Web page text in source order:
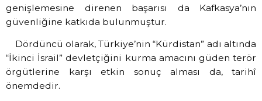
genişlemesine direnen başarısı da Kafkasya’nın
güvenliğine katkıda bulunmuştur.
Dördüncü olarak, Türkiye’nin “Kürdistan” adı altında
“İkinci İsrail” devletçiğini kurma amacını güden terör
örgütlerine karşı etkin sonuç alması da, tarihî
önemdedir.